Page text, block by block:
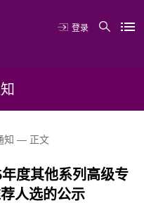
登录
知 — 正文
年度其他系列高级专
人选的公示